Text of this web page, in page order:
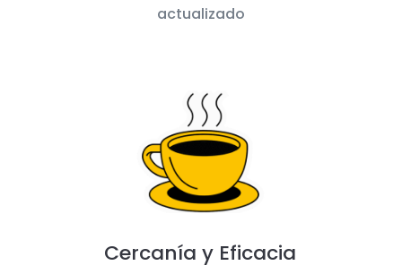
actualizado
Cercanía y Eficacia